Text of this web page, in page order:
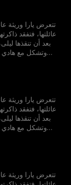
ويكشف هادي عن
ويطيحان
تتعرض يارا وريثة
عائلتها، فتفقد
وتشكل مع هادي
ويكشف هادي عن
ويطيحان
تتعرض يارا وريثة
عائلتها، فتفقد
وتشكل مع هادي
ويكشف هادي عن
ويطيحان
تتعرض يارا وريثة